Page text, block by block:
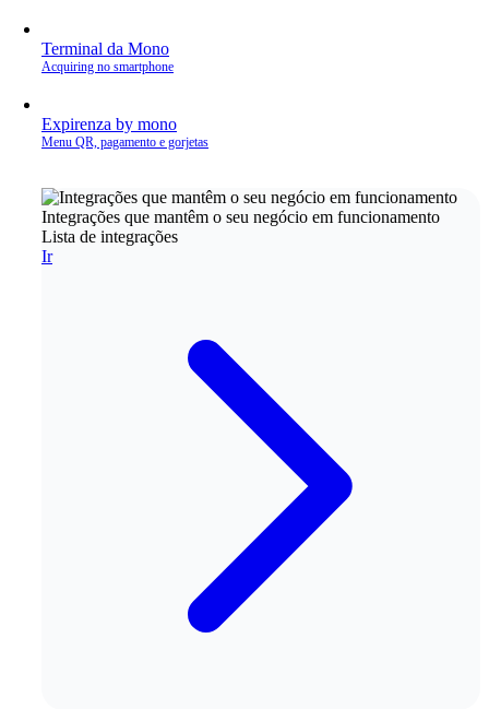
Terminal da Mono
Acquiring no smartphone
Expirenza by mono
Menu QR, pagamento e gorjetas
Integrações que mantêm o seu negócio em funcionamento
Lista de integrações
Ir